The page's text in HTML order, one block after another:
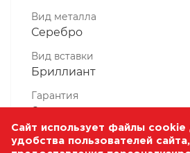
Вид металла
Серебро
Вид вставки
Бриллиант
Гарантия
6 месяцев
Комплектность, шт
Сайт использует файлы cookie
удобства пользователей